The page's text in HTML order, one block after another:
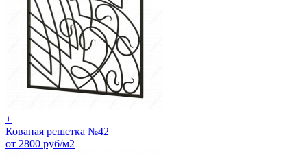
+
Кованая решетка №42
от 2800 руб/м2